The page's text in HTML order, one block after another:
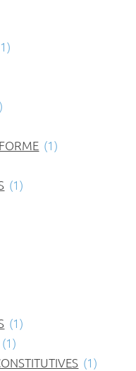
(1)
(1)
(1)
(1)
(1)